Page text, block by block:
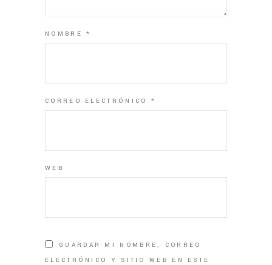
NOMBRE*
CORREO ELECTRÓNICO *
WEB
GUARDAR MI NOMBRE, CORREO
ELECTRÓNICO Y SITIO WEB EN ESTE